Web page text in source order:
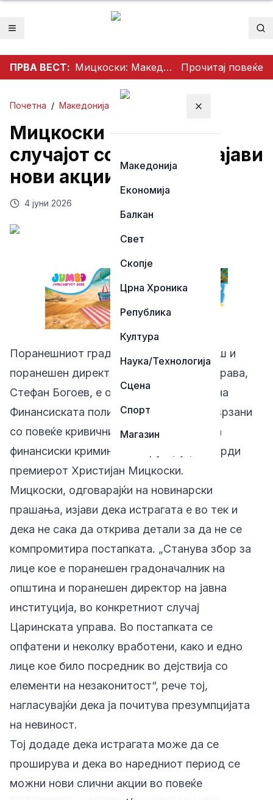
Отвори мени
ПРВА ВЕСТ: Мицкоски: Македонските аеродроми се најбрзорастечки во регионот – тоа е резултат на работата изминатите 25 месеци Прочитај повеќе
Затвори мени
Македонија
Економија
Балкан
Свет
Скопје
Црна Хроника
Република
Култура
Наука/Технологија
Сцена
Спорт
Магазин
Почетна / Македонија
Мицкоски го потврди
случајот со Богоев и најави
нови акции
4 јуни 2026
Поранешниот градоначалник на Карпош и
поранешен директор на Царинската управа,
Стефан Богоев, е опфатен во акцијата на
Финансиската полиција за сомнежи поврзани
со повеќе кривични дела од областа на
финансиски криминал и корупција, потврди
премиерот Христијан Мицкоски.
Мицкоски, одговарајќи на новинарски
прашања, изјави дека истрагата е во тек и
дека не сака да открива детали за да не се
компромитира постапката. „Станува збор за
лице кое е поранешен градоначалник на
општина и поранешен директор на јавна
институција, во конкретниот случај
Царинската управа. Во постапката се
опфатени и неколку вработени, како и едно
лице кое било посредник во дејствија со
елементи на незаконитост“, рече тој,
нагласувајќи дека ја почитува презумпцијата
на невиност.
Тој додаде дека истрагата може да се
проширува и дека во наредниот период се
можни нови слични акции во повеќе